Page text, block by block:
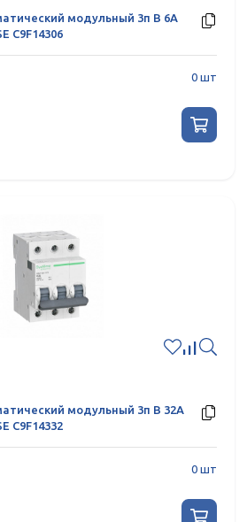
модульный 3п B 6А
C9F14306
0 шт
модульный 3п B 32А
C9F14332
0 шт